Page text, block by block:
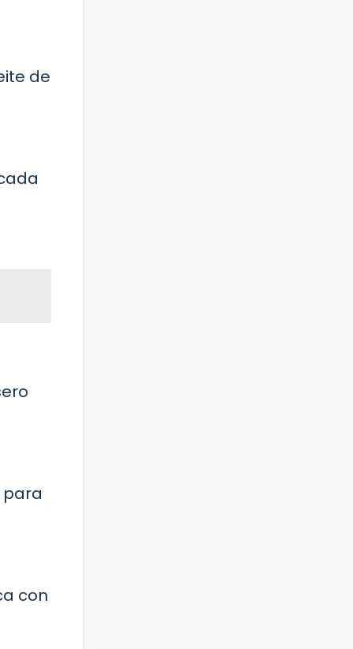
de
para
con